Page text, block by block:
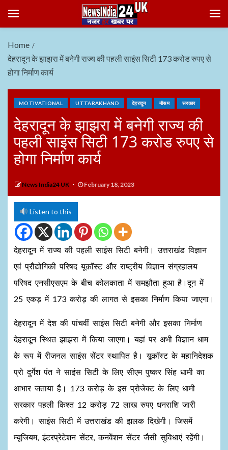
Home
देहरादून के झाझरा में बनेगी राज्य की पहली साइंस सिटी 173 करोड रुपए से
होगा निर्माण कार्य
MOTIVATIONAL UTTARAKHAND देहरादून मौसम सरकार
देहरादून के झाझरा में बनेगी राज्य की
पहली साइंस सिटी 173 करोड रुपए से
होगा निर्माण कार्य
News India24 UK February 18, 2023
Listen to this
देहरादून में राज्य की पह​ली साइंस सिटी बनेगी। उत्तराखंड विज्ञान
एवं प्रौद्योगिकी परिषद यूकॉस्ट और राष्ट्रीय विज्ञान संग्रहालय
परिषद एनसीएसएम के बीच कोलकाता​ में समझौता हुआ है।दून में
25 एकड़ में 173 करोड़ की लागत से इसका निर्माण किया जाएगा।
देहरादून में देश की पांचवीं साइंस सिटी बनेगी और इसका निर्माण
देहरादून स्थित झाझरा में किया जाएगा। यहां पर अभी विज्ञान धाम
के रूप में रीजनल साइंस सेंटर स्थापित है। यूकॉस्ट के महानिदेशक
प्रो दुर्गेश पंत ने साइंस सिटी के लिए सीएम पुष्कर सिंह धामी का
आभार जताया है। 173 करोड़ के इस प्रोजेक्ट के लिए धामी
सरकार पहली किश्त 12 करोड़ 72 लाख रुपए धनराशि जारी
करेगी। साइंस सिटी में उत्तराखंड की झलक दिखेगी। जिसमें
म्यूजियम, इंटरप्रेटेशन सेंटर, कनवेंशन सेंटर जैसी सुविधाएं रहेंगी।